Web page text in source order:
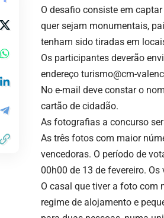
O desafio consiste em
quer sejam monumentais,
tenham sido tiradas em
Os participantes deverão
endereço turismo@cm-
No e-mail deve constar o
cartão de cidadão.
As fotografias a concurso
As três fotos com maior
vencedoras. O período de
00h00 de 13 de fevereiro.
O casal que tiver a foto com
regime de alojamento e